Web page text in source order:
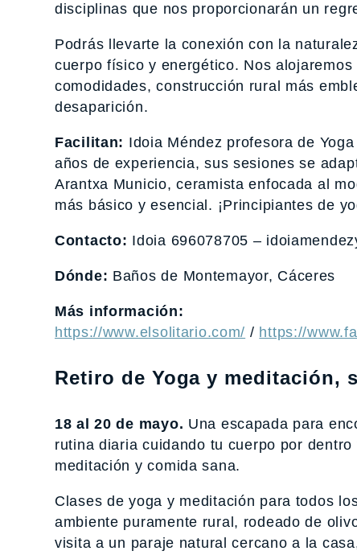
disciplinas que nos proporcionarán un
Podrás llevarte la conexión con la
cuerpo físico y energético. Nos
comodidades, construcción rural más
desaparición.
Facilitan: Idoia Méndez profesora de
años de experiencia, sus sesiones se
Arantxa Municio, ceramista enfocada al
más básico y esencial. ¡Principiantes de
Contacto: Idoia 696078705 –
Dónde: Baños de Montemayor, Cáceres
Más información:
https://www.elsolitario.com/ / https://
Retiro de Yoga y meditación,
18 al 20 de mayo. Una escapada para
rutina diaria cuidando tu cuerpo por
meditación y comida sana.
Clases de yoga y meditación para todos
ambiente puramente rural, rodeado de
visita a un paraje natural cercano a la